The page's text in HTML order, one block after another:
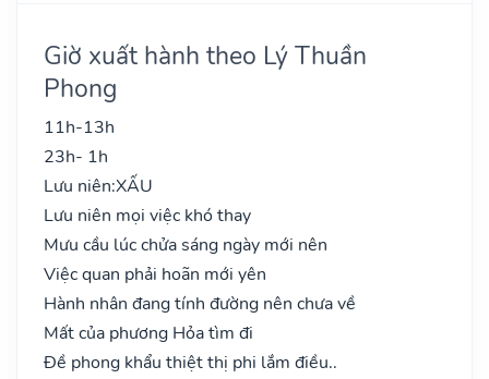
Giờ xuất hành theo Lý Thuần
Phong
11h-13h
23h- 1h
Lưu niên:XẤU
Lưu niên mọi việc khó thay
Mưu cầu lúc chửa sáng ngày mới nên
Việc quan phải hoãn mới yên
Hành nhân đang tính đường nên chưa về
Mất của phương Hỏa tìm đi
Đề phong khẩu thiệt thị phi lắm điều..